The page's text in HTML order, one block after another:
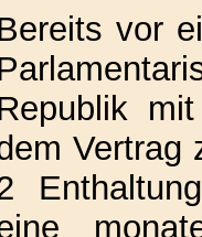
vor
Vertrag